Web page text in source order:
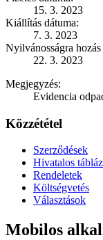
15. 3. 2023
Kiállítás dátuma:
7. 3. 2023
Nyilvánosságra hozás
22. 3. 2023
Megjegyzés:
Evidencia
Közzététel
Szerződések
Hivatalos
Rendeletek
Költségvetés
Választások
Mobilos